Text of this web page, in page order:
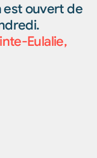
est ouvert de
Eulalie,